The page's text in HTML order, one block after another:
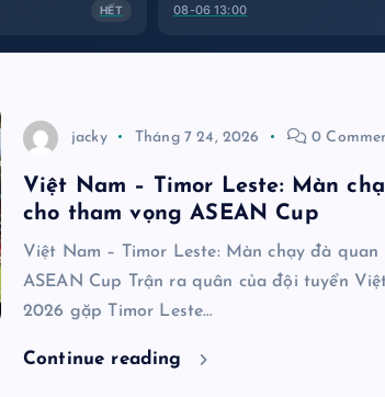
HẾT
08-06 13:00
jacky Tháng 7 24, 2026 0
Việt Nam – Timor Leste: Màn
cho tham vọng ASEAN Cup
Việt Nam – Timor Leste: Màn chạy đà
ASEAN Cup Trận ra quân của đội tuyển
2026 gặp Timor Leste…
Continue reading